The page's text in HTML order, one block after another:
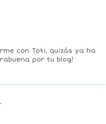
con Toti, quizás ya ha
por tu blog!